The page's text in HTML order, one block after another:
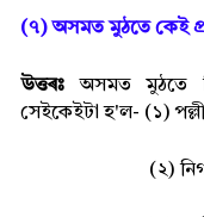
(৭) অসমত মুঠতে কেই
উত্তৰঃ অসমত মুঠতে
সেইকেইটা হ'ল- (১)
(২)